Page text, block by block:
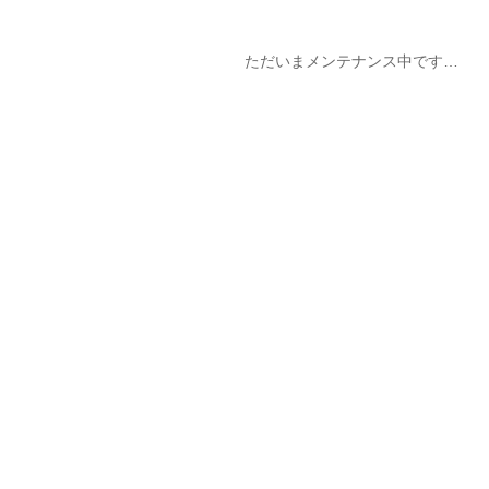
ただいまメンテナンス中です…